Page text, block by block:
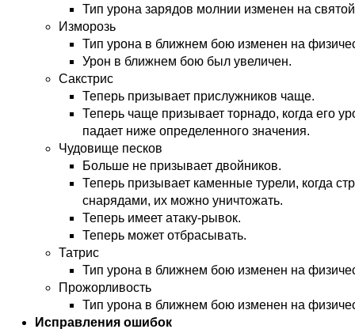
Тип урона зарядов молнии изменен на
Изморозь
Тип урона в ближнем бою изменен на
Урон в ближнем бою был увеличен.
Сакстрис
Теперь призывает прислужников чаще.
Теперь чаще призывает торнадо, когда его
падает ниже определенного значения.
Чудовище песков
Больше не призывает двойников.
Теперь призывает каменные турели, когда
снарядами, их можно уничтожать.
Теперь имеет атаку-рывок.
Теперь может отбрасывать.
Татрис
Тип урона в ближнем бою изменен на
Прожорливость
Тип урона в ближнем бою изменен на
Исправления ошибок